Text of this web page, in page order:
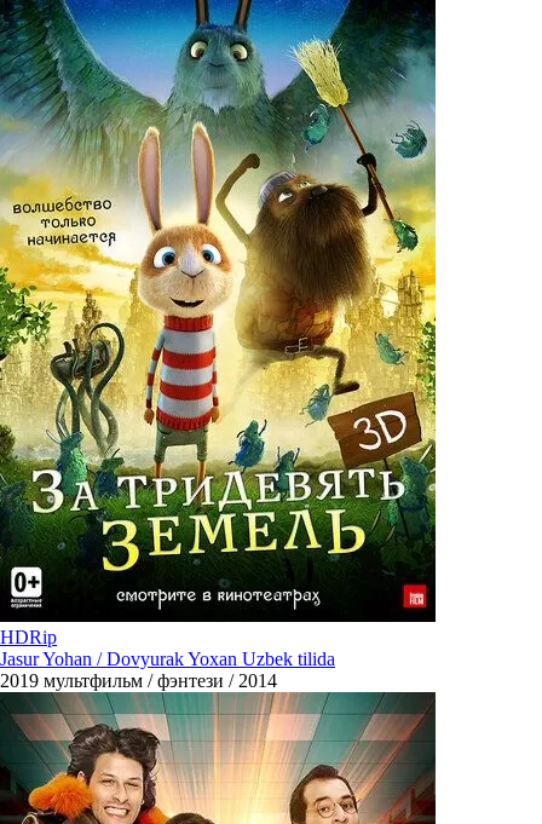
HDRip
Jasur Yohan / Dovyurak Yoxan Uzbek tilida
2019 мультфильм / фэнтези / 2014